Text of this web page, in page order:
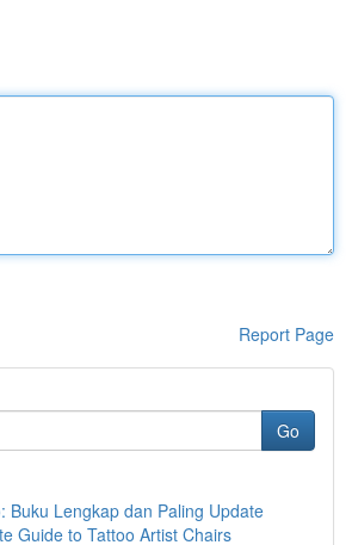
Report Page
Go
Buku Lengkap dan Paling Update
Guide to Tattoo Artist Chairs